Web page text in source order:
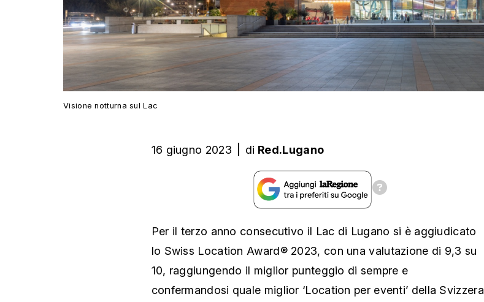
Visione notturna sul Lac
16 giugno 2023 di Red.Lugano
Per il terzo anno consecutivo il Lac di Lugano si è aggiudicato
lo Swiss Location Award® 2023, con una valutazione di 9,3 su
10, raggiungendo il miglior punteggio di sempre e
confermandosi quale miglior ‘Location per eventi’ della Svizzera